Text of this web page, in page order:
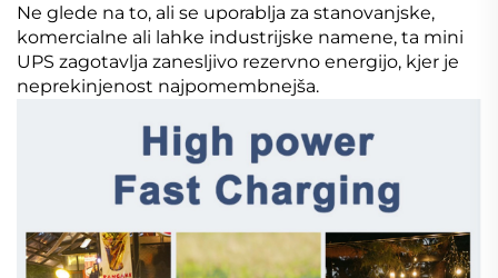
Ne glede na to, ali se uporablja za stanovanjske,
komercialne ali lahke industrijske namene, ta mini
UPS zagotavlja zanesljivo rezervno energijo, kjer je
neprekinjenost najpomembnejša.